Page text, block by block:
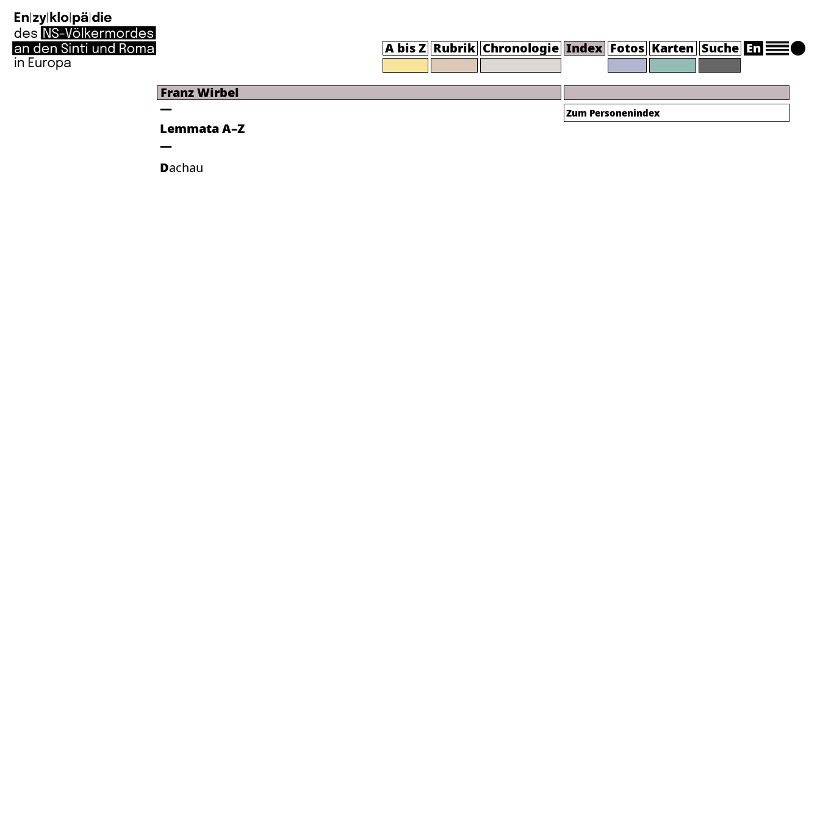
A bis Z Rubrik Chronologie Index Fotos Karten Suche En
Franz Wirbel
Lemmata A–Z
Dachau
Zum Personenindex